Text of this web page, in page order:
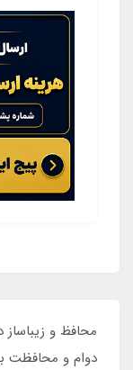
محافظ و زیباساز
دوام و محافظت